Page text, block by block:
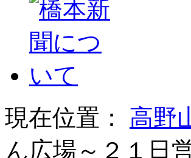
現在位置： 高野
ん広場～２１日